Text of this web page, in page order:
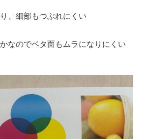
、細部もつぶれにくい
なのでベタ面もムラになりにくい